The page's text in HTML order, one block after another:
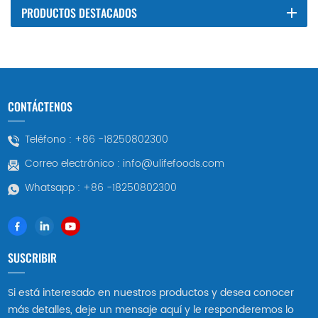
PRODUCTOS DESTACADOS
CONTÁCTENOS
Teléfono : +86 -18250802300
Correo electrónico : info@ulifefoods.com
Whatsapp : +86 -18250802300
SUSCRIBIR
Si está interesado en nuestros productos y desea conocer
más detalles, deje un mensaje aquí y le responderemos lo